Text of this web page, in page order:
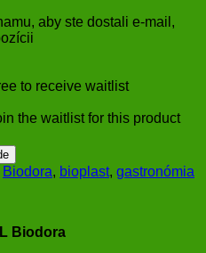
aby ste dostali e-mail,
to receive waitlist
the waitlist for this product
Biodora, bioplast, gastronómia
Biodora